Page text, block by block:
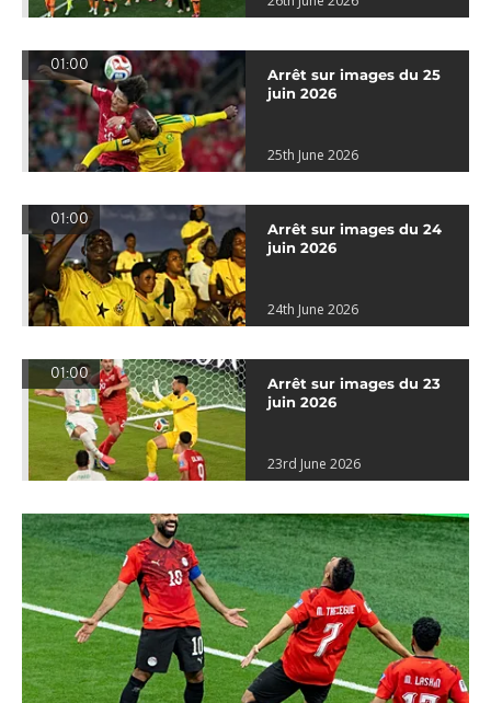
01:00
Arrêt sur images du 25
juin 2026
25th June 2026
01:00
Arrêt sur images du 24
juin 2026
24th June 2026
01:00
Arrêt sur images du 23
juin 2026
23rd June 2026